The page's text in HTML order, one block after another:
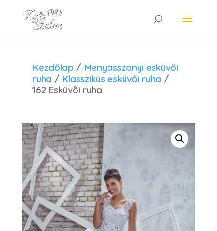
Kezdőlap / Menyasszonyi esküvői
ruha / Klasszikus esküvői ruha /
162 Esküvõi ruha